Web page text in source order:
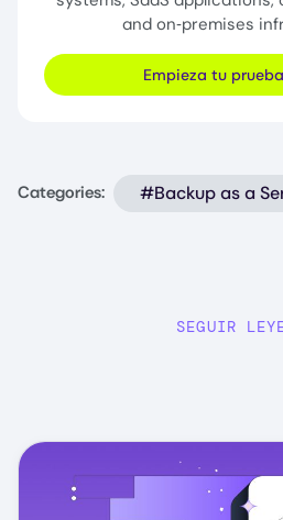
and on‑premises
Empieza tu
Categories: #Backup as a
SEGUIR